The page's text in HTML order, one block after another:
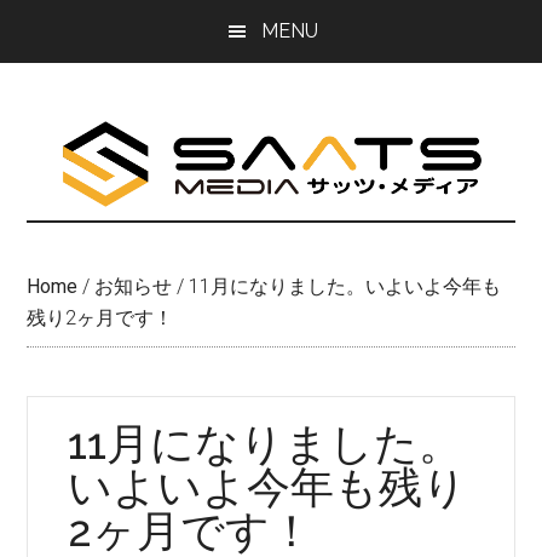
MENU
Home / お知らせ / 11月になりました。いよいよ今年も
残り2ヶ月です！
11月になりました。
いよいよ今年も残り
2ヶ月です！